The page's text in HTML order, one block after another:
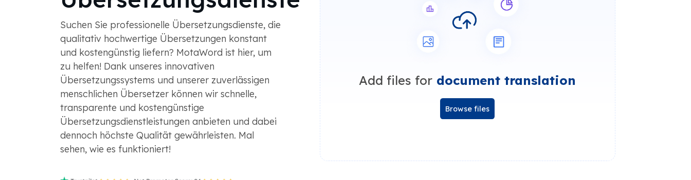
Suchen Sie professionelle Übersetzungsdienste, die
qualitativ hochwertige Übersetzungen konstant
und kostengünstig liefern? MotaWord ist hier, um
zu helfen! Dank unseres innovativen
Übersetzungssystems und unserer zuverlässigen
menschlichen Übersetzer können wir schnelle,
transparente und kostengünstige
Übersetzungsdienstleistungen anbieten und dabei
dennoch höchste Qualität gewährleisten. Mal
sehen, wie es funktioniert!
Add files for document translation
Browse files